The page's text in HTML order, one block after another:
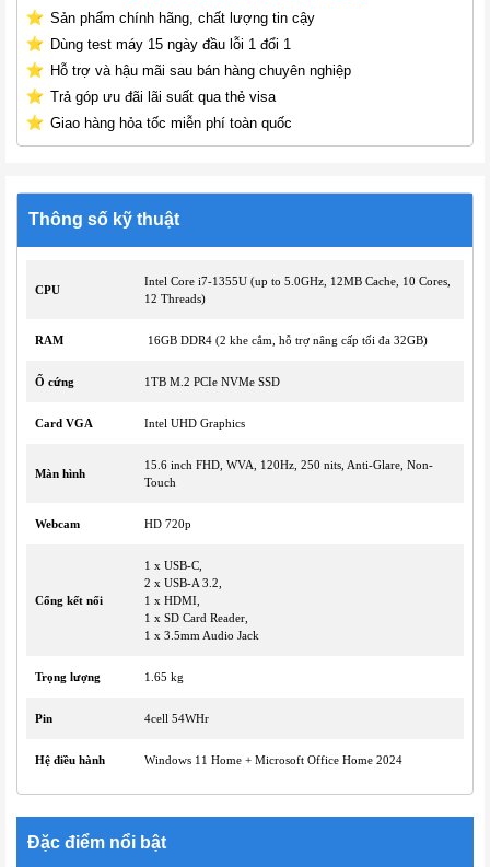
Sản phẩm chính hãng, chất lượng tin cậy
Dùng test máy 15 ngày đầu lỗi 1 đổi 1
Hỗ trợ và hậu mãi sau bán hàng chuyên nghiệp
Trả góp ưu đãi lãi suất qua thẻ visa
Giao hàng hỏa tốc miễn phí toàn quốc
Thông số kỹ thuật
CPU
Intel Core i7-1355U (up to 5.0GHz, 12MB Cache, 10 Cores,
12 Threads)
RAM 16GB DDR4 (2 khe cắm, hỗ trợ nâng cấp tối đa 32GB)
Ổ cứng 1TB M.2 PCIe NVMe SSD
Card VGA Intel UHD Graphics
Màn hình
15.6 inch FHD, WVA, 120Hz, 250 nits, Anti-Glare, Non-
Touch
Webcam HD 720p
Cổng kết nối
1 x USB-C,
2 x USB-A 3.2,
1 x HDMI,
1 x SD Card Reader,
1 x 3.5mm Audio Jack
Trọng lượng 1.65 kg
Pin 4cell 54WHr
Hệ điều hành Windows 11 Home + Microsoft Office Home 2024
Đặc điểm nổi bật